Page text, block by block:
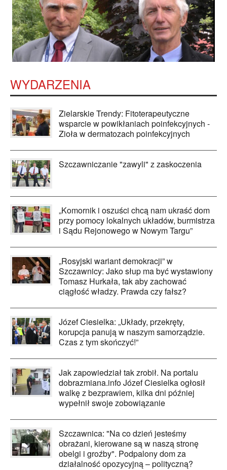
WYDARZENIA
Zielarskie Trendy: Fitoterapeutyczne
wsparcie w powikłaniach poinfekcyjnych -
Zioła w dermatozach poinfekcyjnych
Szczawniczanie "zawyli" z zaskoczenia
„Komornik i oszuści chcą nam ukraść dom
przy pomocy lokalnych układów, burmistrza
i Sądu Rejonowego w Nowym Targu”
„Rosyjski wariant demokracji” w
Szczawnicy: Jako słup ma być wystawiony
Tomasz Hurkała, tak aby zachować
ciągłość władzy. Prawda czy fałsz?
Józef Ciesielka: „Układy, przekręty,
korupcja panują w naszym samorządzie.
Czas z tym skończyć!”
Jak zapowiedział tak zrobił. Na portalu
dobrazmiana.info Józef Ciesielka ogłosił
walkę z bezprawiem, kilka dni później
wypełnił swoje zobowiązanie
Szczawnica: "Na co dzień jesteśmy
obrażani, kierowane są w naszą stronę
obelgi i groźby". Podpalony dom za
działalność opozycyjną – polityczną?